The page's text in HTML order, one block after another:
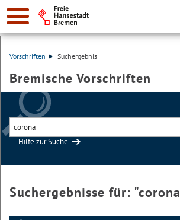
Vorschriften Suchergebnis
Bremische Vorschriften
Hilfe zur Suche
Suchergebnisse für: "corona